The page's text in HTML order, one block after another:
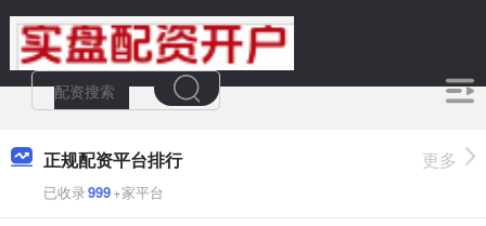
正规配资平台排行
已收录999+家平台
更多